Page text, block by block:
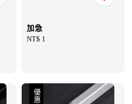
加急
Regular
NT$ 1
優惠